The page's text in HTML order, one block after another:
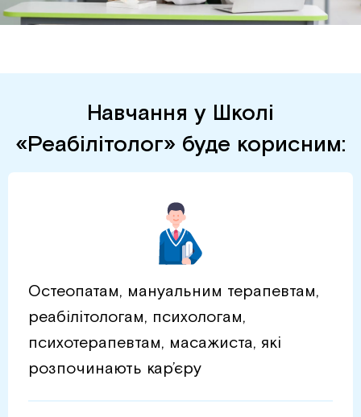
Навчання у Школі
«Реабілітолог» буде корисним:
Остеопатам, мануальним терапевтам,
реабілітологам, психологам,
психотерапевтам, масажиста, які
розпочинають кар’єру